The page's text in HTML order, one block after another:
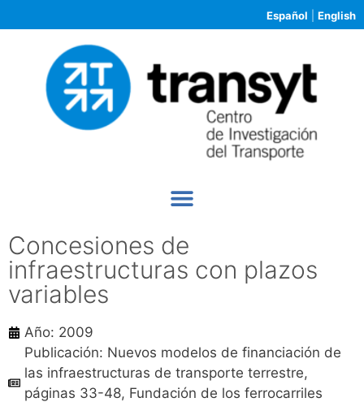
Español English
Concesiones de
infraestructuras con plazos
variables
Año: 2009
Publicación: Nuevos modelos de financiación de
las infraestructuras de transporte terrestre,
páginas 33-48, Fundación de los ferrocarriles